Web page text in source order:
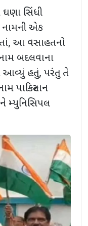
સિંધી
એક
, આ વસાહતનો
બદલવાના
આવ્યું હતું, પરંતુ તે
પાકિસ્તાન
મ્યુનિસિપલ